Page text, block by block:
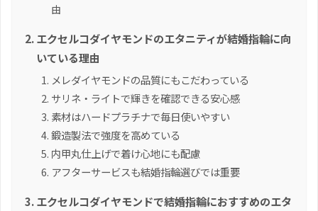
由
エクセルコダイヤモンドのエタニティが結婚指輪に向
いている理由
メレダイヤモンドの品質にもこだわっている
サリネ・ライトで輝きを確認できる安心感
素材はハードプラチナで毎日使いやすい
鍛造製法で強度を高めている
内甲丸仕上げで着け心地にも配慮
アフターサービスも結婚指輪選びでは重要
エクセルコダイヤモンドで結婚指輪におすすめのエタ